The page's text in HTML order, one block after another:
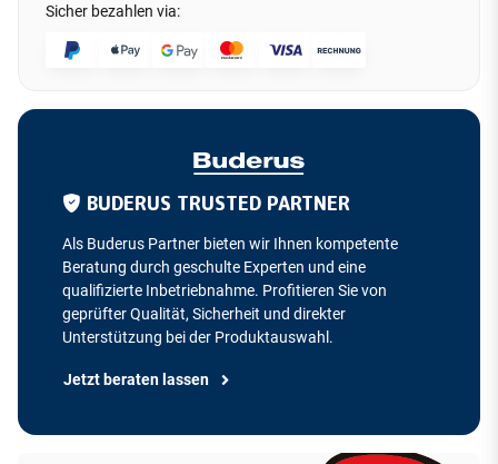
Sicher bezahlen via:
BUDERUS TRUSTED PARTNER
Als Buderus Partner bieten wir Ihnen kompetente
Beratung durch geschulte Experten und eine
qualifizierte Inbetriebnahme. Profitieren Sie von
geprüfter Qualität, Sicherheit und direkter
Unterstützung bei der Produktauswahl.
Jetzt beraten lassen